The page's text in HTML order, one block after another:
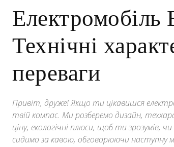
Електромобіль
Технічні
переваги
Привіт, друже! Якщо ти цікавишся
твій компас. Ми розберемо дизайн,
ціну, екологічні плюси, щоб ти зрозумів,
сидимо за кавою, обговорюючи наступну